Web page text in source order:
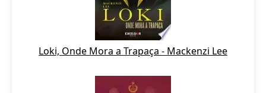
Loki, Onde Mora a Trapaça - Mackenzi Lee